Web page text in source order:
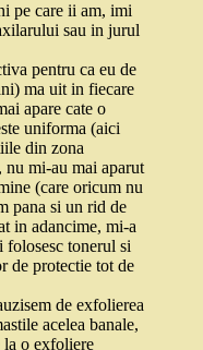
pe care ii am, imi
sau in jurul
pentru ca eu de
ma uit in fiecare
apare cate o
uniforma (aici
din zona
nu mi-au mai aparut
(care oricum nu
pana si un rid de
in adancime, mi-a
folosesc tonerul si
de protectie tot de
de exfolierea
acelea banale,
la o exfoliere